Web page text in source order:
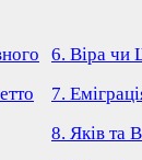
6. Віра чи
7.
8. Яків та